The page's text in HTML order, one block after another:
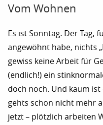
Vom Wohnen
Es ist Sonntag. Der Tag,
angewöhnt habe, nichts
gewiss keine Arbeit für
(endlich!) ein
doch noch. Und kaum
gehts schon nicht mehr
jetzt – plötzlich arbeiten